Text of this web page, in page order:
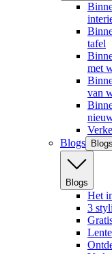
tafel
met
van
Blogs
Blogs
Blogs
Het
3